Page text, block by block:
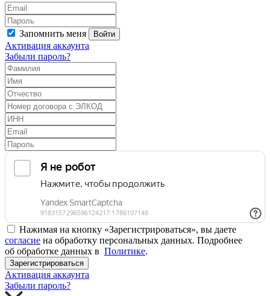
Запомнить меня Войти
Активация аккаунта
Забыли пароль?
Нажимая на кнопку «Зарегистрироваться», вы даете
согласие на обработку персональных данных. Подробнее
об обработке данных в Политике.
Зарегистрироваться
Активация аккаунта
Забыли пароль?